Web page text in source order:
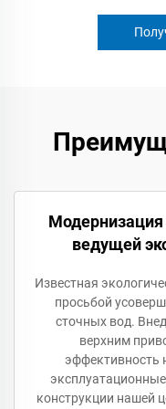
Модернизация
ведущей
Известная
просьбой
сточных вод.
верхним
эффективность
конструкции нашей